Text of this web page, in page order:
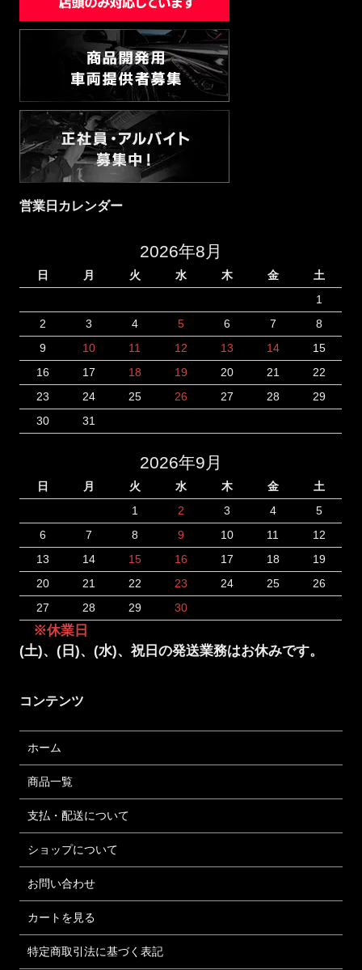
営業日カレンダー
2026年8月
日 月 火 水 木 金
土
1
2
3 4 5 6 7
8
9
10 11 12 13 14
15
16
17 18 19 20 21
22
23
24 25 26 27 28
29
30
31
2026年9月
日 月 火 水 木 金
土
1
2 3 4
5
6
7 8 9 10 11
12
13
14 15 16 17 18
19
20
21 22 23 24 25
26
27
28 29 30
※休業日
(土)、(日)、(水)、祝日の発送業務はお休みです。
コンテンツ
ホーム
商品一覧
支払・配送について
ショップについて
お問い合わせ
カートを見る
特定商取引法に基づく表記